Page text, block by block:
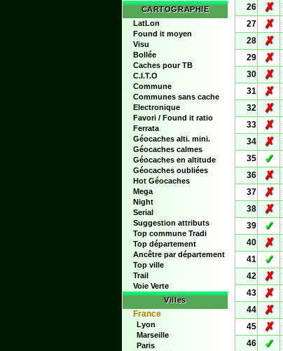
CARTOGRAPHIE
LatLon
Found it moyen
Visu
Bollée
Caches pour TB
C.I.T.O
Commune
Communes sans cache
Electronique
Favori / Found it ratio
Ferrata
Géocaches alti. mini.
Géocaches calmes
Géocaches en altitude
Géocaches oubliées
Hot Géocaches
Mega
Night
Serial
Suggestion attributs
Top commune Tradi
Top département
Ancêtre par département
Top ville
Trail
Voie Verte
Villes
France
Lyon
Marseille
Paris
26
✗
27
✗
28
✗
29
✗
30
✗
31
✗
32
✗
33
✗
34
✗
35
✓
36
✗
37
✗
38
✗
39
✓
40
✗
41
✓
42
✗
43
✗
44
✗
45
✗
46
✓